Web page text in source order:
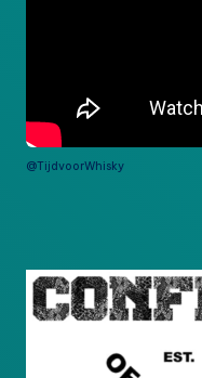
@TijdvoorWhisky